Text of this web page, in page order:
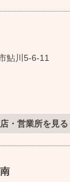
鮎川5-6-11
・営業所を見る